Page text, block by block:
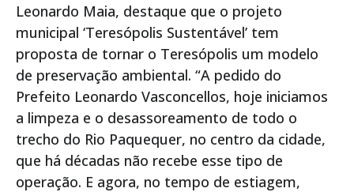
Leonardo Maia, destaque que o projeto
municipal ‘Teresópolis Sustentável’ tem
proposta de tornar o Teresópolis um modelo
de preservação ambiental. “A pedido do
Prefeito Leonardo Vasconcellos, hoje iniciamos
a limpeza e o desassoreamento de todo o
trecho do Rio Paquequer, no centro da cidade,
que há décadas não recebe esse tipo de
operação. E agora, no tempo de estiagem,